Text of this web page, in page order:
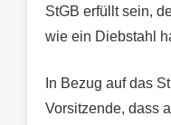
StGB erfüllt sein,
wie ein Diebstahl
In Bezug auf das
Vorsitzende, dass